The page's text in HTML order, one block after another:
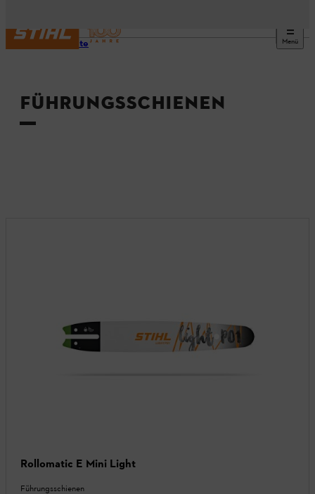
Menü
Startseite
FÜHRUNGSSCHIENEN
Rollomatic E Mini Light
Führungsschienen